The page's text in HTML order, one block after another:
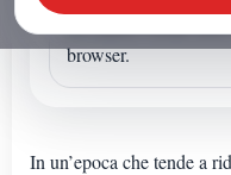
browser.
In un’epoca che tende a